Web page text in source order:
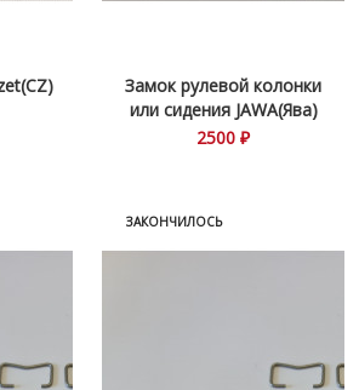
Замок рулевой колонки
или сидения JAWA(Ява)
634\638
2500 ₽
ЗАКОНЧИЛОСЬ